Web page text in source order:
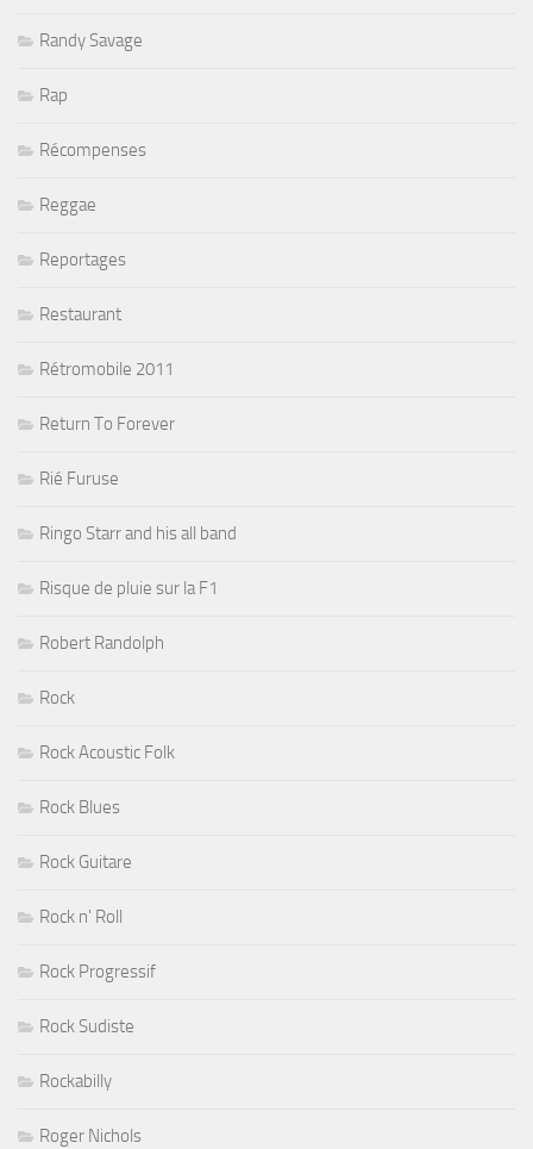
Randy Savage
Rap
Récompenses
Reggae
Reportages
Restaurant
Rétromobile 2011
Return To Forever
Rié Furuse
Ringo Starr and his all band
Risque de pluie sur la F1
Robert Randolph
Rock
Rock Acoustic Folk
Rock Blues
Rock Guitare
Rock n' Roll
Rock Progressif
Rock Sudiste
Rockabilly
Roger Nichols